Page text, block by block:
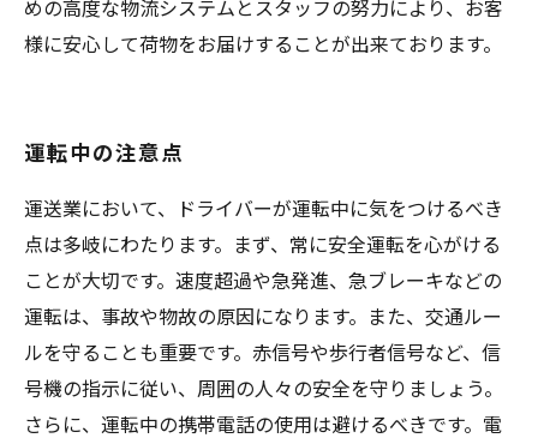
めの高度な物流システムとスタッフの努力により、お客
様に安心して荷物をお届けすることが出来ております。
運転中の注意点
運送業において、ドライバーが運転中に気をつけるべき
点は多岐にわたります。まず、常に安全運転を心がける
ことが大切です。速度超過や急発進、急ブレーキなどの
運転は、事故や物故の原因になります。また、交通ルー
ルを守ることも重要です。赤信号や歩行者信号など、信
号機の指示に従い、周囲の人々の安全を守りましょう。
さらに、運転中の携帯電話の使用は避けるべきです。電